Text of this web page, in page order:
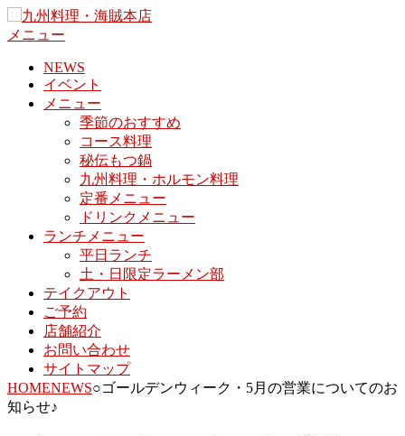
ン
メニュー
NEWS
イベント
メニュー
季節のおすすめ
コース料理
秘伝もつ鍋
九州料理・ホルモン料理
定番メニュー
ドリンクメニュー
ランチメニュー
平日ランチ
土・日限定ラーメン部
テイクアウト
ご予約
店舗紹介
お問い合わせ
サイトマップ
HOMENEWS○ゴールデンウィーク・5月の営業についてのお
知らせ♪